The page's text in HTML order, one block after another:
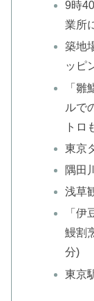
9時
業所
築地
ッピ
「
ルで
トロ
東京
隅田
浅草
「
鰻割
分)
東京